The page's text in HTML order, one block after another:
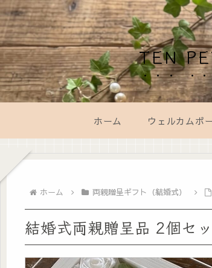
TEN
ホーム ウェルカムボ
ホーム 両親贈呈ギフト（結婚式）
結婚式両親贈呈品 2個セ